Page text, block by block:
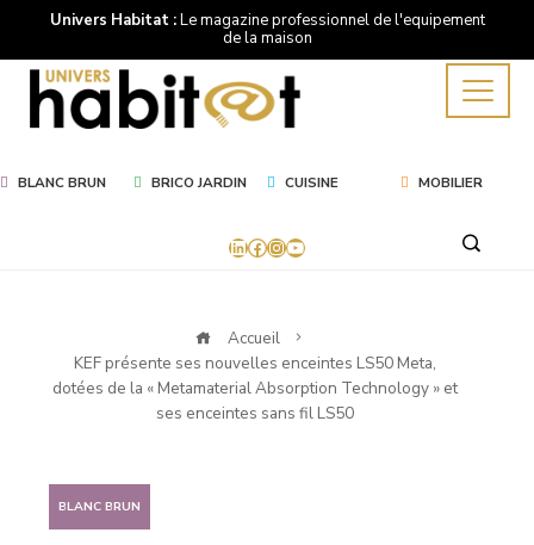
Univers Habitat :Le magazine professionnel de l'equipement
de la maison
BLANC BRUN BRICO JARDIN CUISINE MOBILIER
LinkedIn
Facebook
Instagram
YouTube
Accueil
KEF présente ses nouvelles enceintes LS50 Meta,
dotées de la « Metamaterial Absorption Technology » et
ses enceintes sans fil LS50
BLANC BRUN